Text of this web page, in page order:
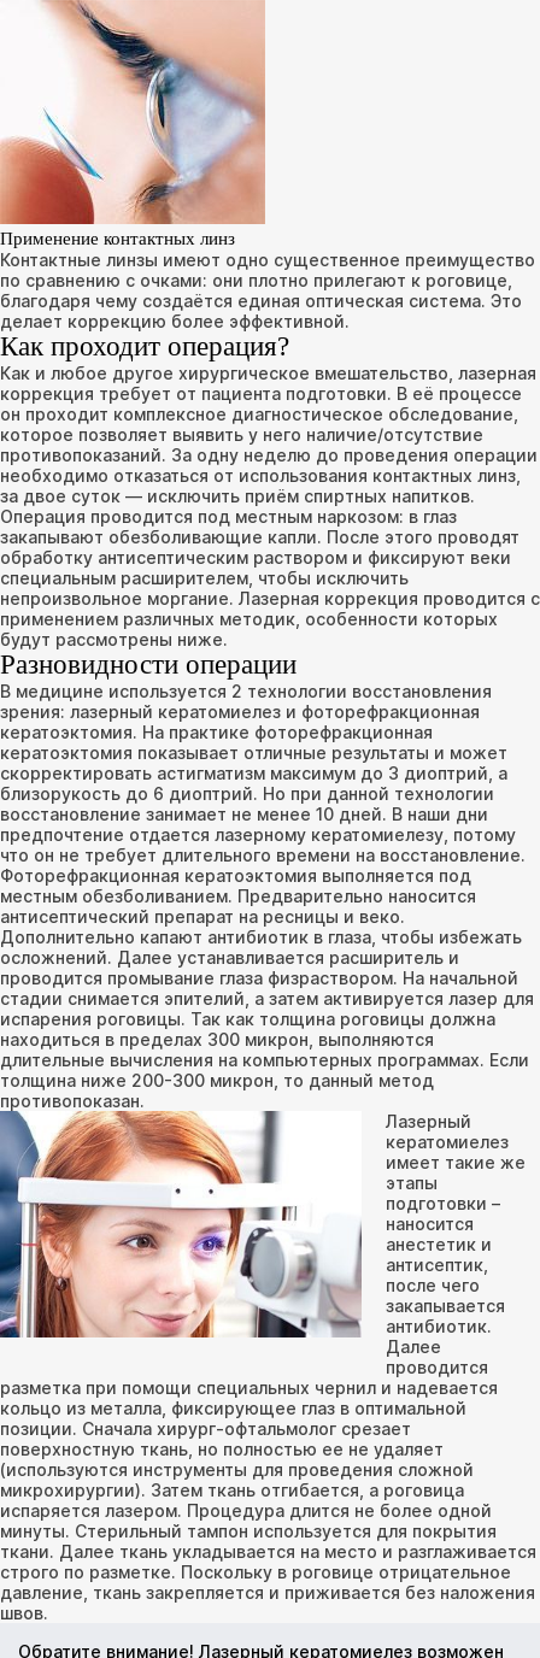
Применение контактных линз
Контактные линзы имеют одно существенное преимущество
по сравнению с очками: они плотно прилегают к роговице,
благодаря чему создаётся единая оптическая система. Это
делает коррекцию более эффективной.
Как проходит операция?
Как и любое другое хирургическое вмешательство, лазерная
коррекция требует от пациента подготовки. В её процессе
он проходит комплексное диагностическое обследование,
которое позволяет выявить у него наличие/отсутствие
противопоказаний. За одну неделю до проведения операции
необходимо отказаться от использования контактных линз,
за двое суток ― исключить приём спиртных напитков.
Операция проводится под местным наркозом: в глаз
закапывают обезболивающие капли. После этого проводят
обработку антисептическим раствором и фиксируют веки
специальным расширителем, чтобы исключить
непроизвольное моргание. Лазерная коррекция проводится с
применением различных методик, особенности которых
будут рассмотрены ниже.
Разновидности операции
В медицине используется 2 технологии восстановления
зрения: лазерный кератомиелез и фоторефракционная
кератоэктомия. На практике фоторефракционная
кератоэктомия показывает отличные результаты и может
скорректировать астигматизм максимум до 3 диоптрий, а
близорукость до 6 диоптрий. Но при данной технологии
восстановление занимает не менее 10 дней. В наши дни
предпочтение отдается лазерному кератомиелезу, потому
что он не требует длительного времени на восстановление.
Фоторефракционная кератоэктомия выполняется под
местным обезболиванием. Предварительно наносится
антисептический препарат на ресницы и веко.
Дополнительно капают антибиотик в глаза, чтобы избежать
осложнений. Далее устанавливается расширитель и
проводится промывание глаза физраствором. На начальной
стадии снимается эпителий, а затем активируется лазер для
испарения роговицы. Так как толщина роговицы должна
находиться в пределах 300 микрон, выполняются
длительные вычисления на компьютерных программах. Если
толщина ниже 200-300 микрон, то данный метод
противопоказан.
Лазерный
кератомиелез
имеет такие же
этапы
подготовки –
наносится
анестетик и
антисептик,
после чего
закапывается
антибиотик.
Далее
проводится
разметка при помощи специальных чернил и надевается
кольцо из металла, фиксирующее глаз в оптимальной
позиции. Сначала хирург-офтальмолог срезает
поверхностную ткань, но полностью ее не удаляет
(используются инструменты для проведения сложной
микрохирургии). Затем ткань отгибается, а роговица
испаряется лазером. Процедура длится не более одной
минуты. Стерильный тампон используется для покрытия
ткани. Далее ткань укладывается на место и разглаживается
строго по разметке. Поскольку в роговице отрицательное
давление, ткань закрепляется и приживается без наложения
швов.
Обратите внимание! Лазерный кератомиелез возможен